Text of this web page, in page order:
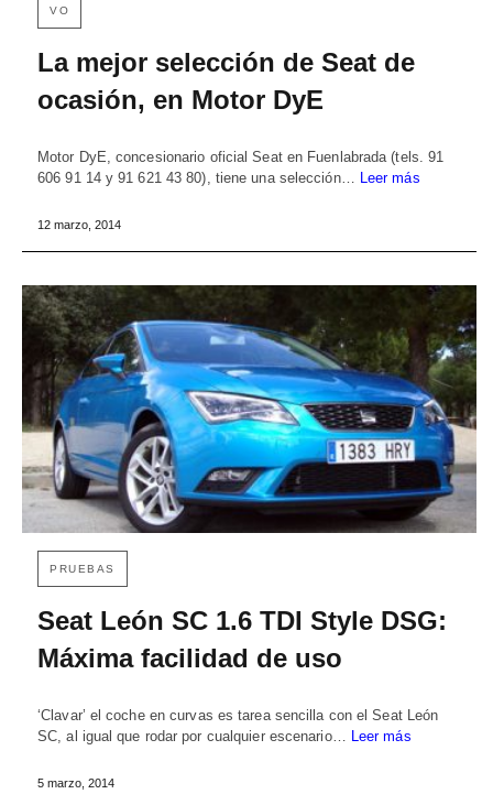
VO
La mejor selección de Seat de
ocasión, en Motor DyE
Motor DyE, concesionario oficial Seat en Fuenlabrada (tels. 91
606 91 14 y 91 621 43 80), tiene una selección… Leer más
12 marzo, 2014
PRUEBAS
Seat León SC 1.6 TDI Style DSG:
Máxima facilidad de uso
‘Clavar’ el coche en curvas es tarea sencilla con el Seat León
SC, al igual que rodar por cualquier escenario… Leer más
5 marzo, 2014